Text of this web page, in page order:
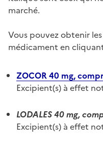
marché.
Vous pouvez obtenir
médicament en
ZOCOR 40 mg,
Excipient(s) à effet
LODALES 40 mg,
Excipient(s) à effet